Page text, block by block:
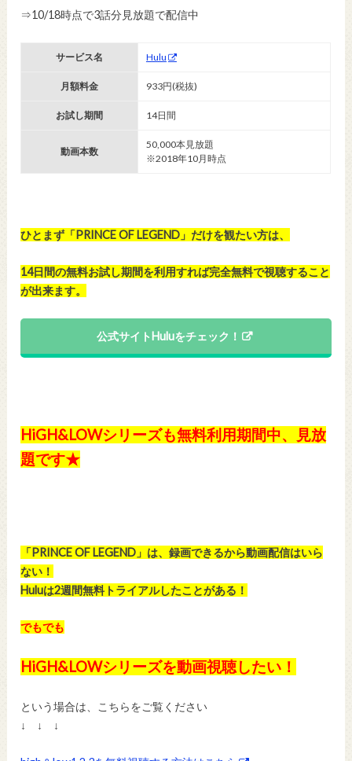
⇒10/18時点で3話分見放題で配信中
サービス名 Hulu
月額料金 933円(税抜)
お試し期間 14日間
動画本数
50,000本見放題
※2018年10月時点
ひとまず「PRINCE OF LEGEND」だけを観たい方は、
14日間の無料お試し期間を利用すれば完全無料で視聴すること
が出来ます。
公式サイトHuluをチェック！
HiGH&LOWシリーズも無料利用期間中、見放
題です★
「PRINCE OF LEGEND」は、録画できるから動画配信はいら
ない！
Huluは2週間無料トライアルしたことがある！
でもでも
HiGH&LOWシリーズを動画視聴したい！
という場合は、こちらをご覧ください
↓ ↓ ↓